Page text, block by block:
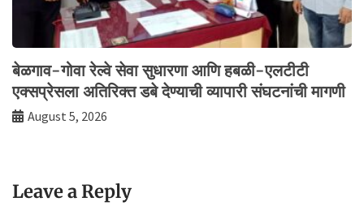
बेळगाव-गोवा रेल्वे सेवा सुधारणा आणि हबळी-एलटीटी
एक्सप्रेसला अतिरिक्त डबे देण्याची व्यापारी संघटनांची मागणी
August 5, 2026
Leave a Reply